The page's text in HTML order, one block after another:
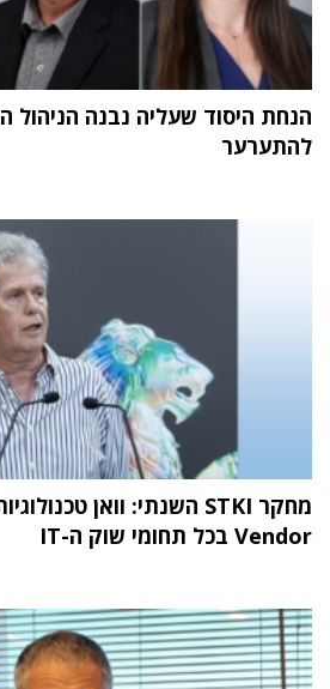
הנחת היסוד שעליה נבנה הניהול
להתערער
Vendor בכל תחומי שוק ה-IT